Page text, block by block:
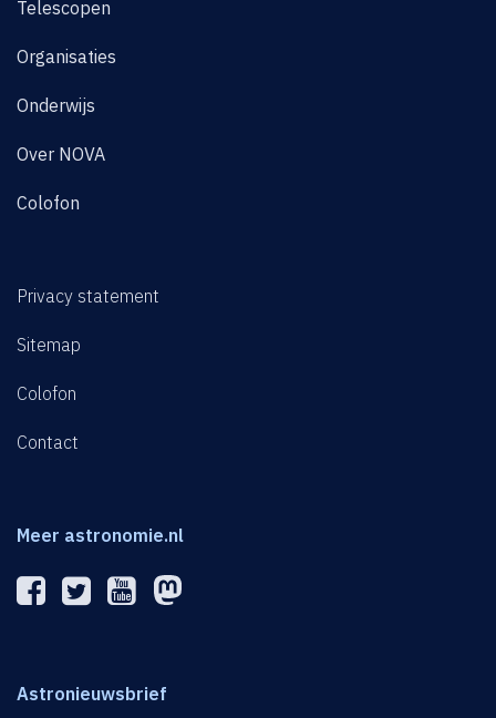
Telescopen
Organisaties
Onderwijs
Over NOVA
Colofon
Privacy statement
Sitemap
Colofon
Contact
Meer astronomie.nl
Astronieuwsbrief